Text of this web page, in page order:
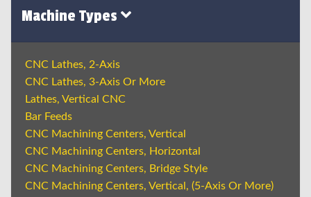
Machine Types
CNC Lathes, 2-Axis
CNC Lathes, 3-Axis Or More
Lathes, Vertical CNC
Bar Feeds
CNC Machining Centers, Vertical
CNC Machining Centers, Horizontal
CNC Machining Centers, Bridge Style
CNC Machining Centers, Vertical, (5-Axis Or More)